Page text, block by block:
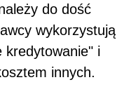
do dość
wykorzystują
kredytowanie" i
innych.